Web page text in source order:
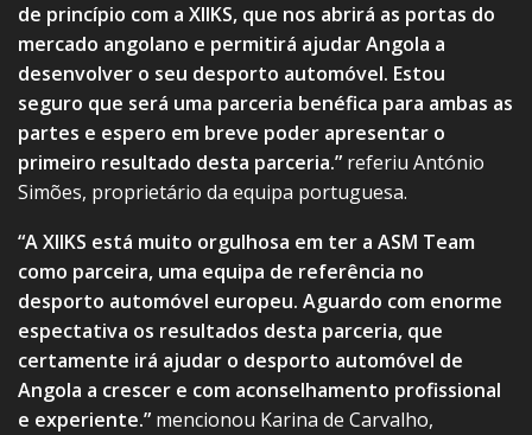
de princípio com a XIIKS, que nos abrirá as portas do
mercado angolano e permitirá ajudar Angola a
desenvolver o seu desporto automóvel. Estou
seguro que será uma parceria benéfica para ambas as
partes e espero em breve poder apresentar o
primeiro resultado desta parceria.” referiu António
Simões, proprietário da equipa portuguesa.
“A XIIKS está muito orgulhosa em ter a ASM Team
como parceira, uma equipa de referência no
desporto automóvel europeu. Aguardo com enorme
espectativa os resultados desta parceria, que
certamente irá ajudar o desporto automóvel de
Angola a crescer e com aconselhamento profissional
e experiente.” mencionou Karina de Carvalho,